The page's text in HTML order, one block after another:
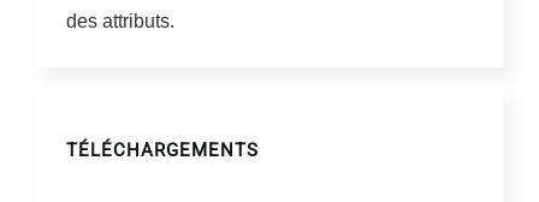
des attributs.
TÉLÉCHARGEMENTS